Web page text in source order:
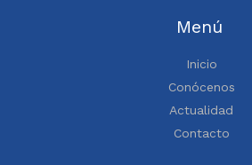
Menú
Inicio
Conócenos
Actualidad
Contacto